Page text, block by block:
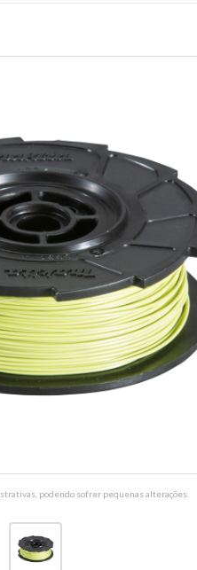
podendo sofrer pequenas alterações.